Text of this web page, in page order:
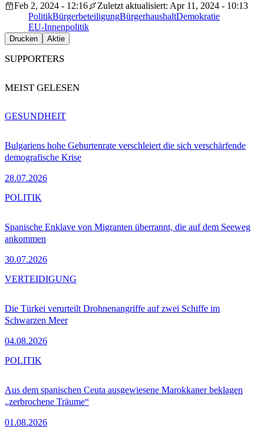
Feb 2, 2024 - 12:16
Zuletzt aktualisiert: Apr 11, 2024 - 10:13
PolitikBürgerbeteiligungBürgerhaushaltDemokratie
EU-Innenpolitik
Drucken Aktie
SUPPORTERS
MEIST GELESEN
Bulgariens hohe Geburtenrate verschleiert die sich verschärfende
demografische Krise
28.07.2026
GESUNDHEIT
Spanische Enklave von Migranten überrannt, die auf dem Seeweg
ankommen
30.07.2026
POLITIK
Die Türkei verurteilt Drohnenangriffe auf zwei Schiffe im
Schwarzen Meer
04.08.2026
VERTEIDIGUNG
Aus dem spanischen Ceuta ausgewiesene Marokkaner beklagen
„zerbrochene Träume“
01.08.2026
POLITIK